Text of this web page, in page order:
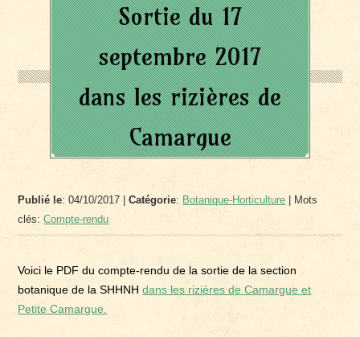
Sortie du 17
septembre 2017
dans les rizières de
Camargue
Publié le: 04/10/2017 |Catégorie: Botanique-Horticulture | Mots
clés:Compte-rendu
Voici le PDF du compte-rendu de la sortie de la section
botanique de la SHHNHdans les rizières de Camargue et
Petite Camargue.